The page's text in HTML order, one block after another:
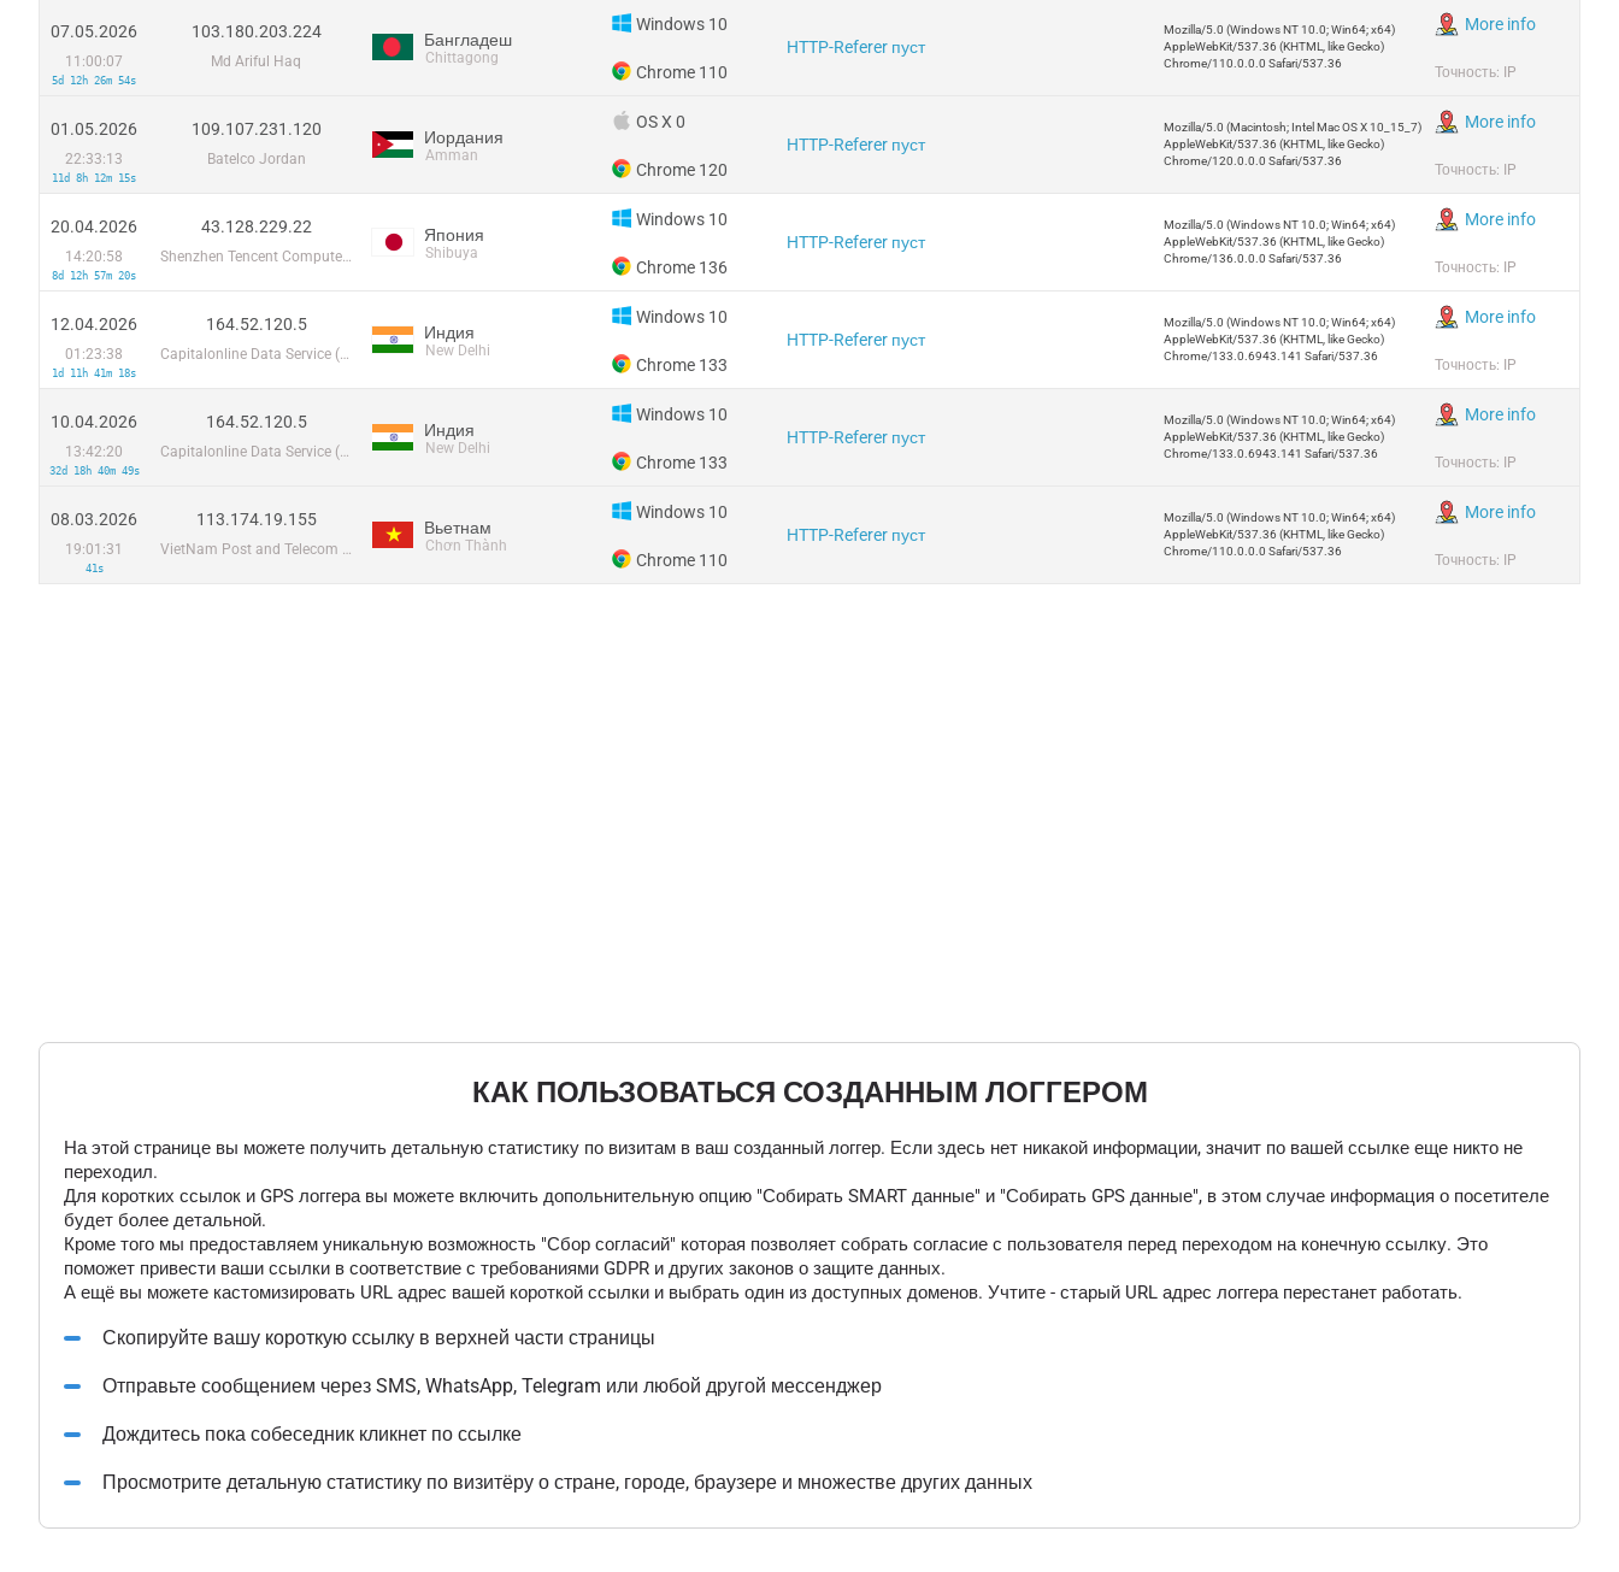
07.05.2026
11:00:07
5d 12h 26m 54s
103.180.203.224
Md Ariful Haq
Бангладеш
Chittagong
Windows 10
Chrome 110
HTTP-Referer пуст
Mozilla/5.0 (Windows NT 10.0; Win64; x64)
AppleWebKit/537.36 (KHTML, like Gecko)
Chrome/110.0.0.0 Safari/537.36
More info
Точность: IP
01.05.2026
22:33:13
11d 8h 12m 15s
109.107.231.120
Batelco Jordan
Иордания
Amman
OS X 0
Chrome 120
HTTP-Referer пуст
Mozilla/5.0 (Macintosh; Intel Mac OS X 10_15_7)
AppleWebKit/537.36 (KHTML, like Gecko)
Chrome/120.0.0.0 Safari/537.36
More info
Точность: IP
20.04.2026
14:20:58
8d 12h 57m 20s
43.128.229.22
Shenzhen Tencent Computer Systems Company Limited
Япония
Shibuya
Windows 10
Chrome 136
HTTP-Referer пуст
Mozilla/5.0 (Windows NT 10.0; Win64; x64)
AppleWebKit/537.36 (KHTML, like Gecko)
Chrome/136.0.0.0 Safari/537.36
More info
Точность: IP
12.04.2026
01:23:38
1d 11h 41m 18s
164.52.120.5
Capitalonline Data Service (HK) Co
Индия
New Delhi
Windows 10
Chrome 133
HTTP-Referer пуст
Mozilla/5.0 (Windows NT 10.0; Win64; x64)
AppleWebKit/537.36 (KHTML, like Gecko)
Chrome/133.0.6943.141 Safari/537.36
More info
Точность: IP
10.04.2026
13:42:20
32d 18h 40m 49s
164.52.120.5
Capitalonline Data Service (HK) Co
Индия
New Delhi
Windows 10
Chrome 133
HTTP-Referer пуст
Mozilla/5.0 (Windows NT 10.0; Win64; x64)
AppleWebKit/537.36 (KHTML, like Gecko)
Chrome/133.0.6943.141 Safari/537.36
More info
Точность: IP
08.03.2026
19:01:31
41s
113.174.19.155
VietNam Post and Telecom Corporation
Вьетнам
Chơn Thành
Windows 10
Chrome 110
HTTP-Referer пуст
Mozilla/5.0 (Windows NT 10.0; Win64; x64)
AppleWebKit/537.36 (KHTML, like Gecko)
Chrome/110.0.0.0 Safari/537.36
More info
Точность: IP
КАК ПОЛЬЗОВАТЬСЯ СОЗДАННЫМ ЛОГГЕРОМ
На этой странице вы можете получить детальную статистику по визитам в ваш созданный логгер. Если здесь нет никакой информации, значит по вашей ссылке еще никто не
переходил.
Для коротких ссылок и GPS логгера вы можете включить допольнительную опцию "Собирать SMART данные" и "Собирать GPS данные", в этом случае информация о посетителе
будет более детальной.
Кроме того мы предоставляем уникальную возможность "Сбор согласий" которая позволяет собрать согласие с пользователя перед переходом на конечную ссылку. Это
поможет привести ваши ссылки в соответствие с требованиями GDPR и других законов о защите данных.
А ещё вы можете кастомизировать URL адрес вашей короткой ссылки и выбрать один из доступных доменов. Учтите - старый URL адрес логгера перестанет работать.
Скопируйте вашу короткую ссылку в верхней части страницы
Отправьте сообщением через SMS, WhatsApp, Telegram или любой другой мессенджер
Дождитесь пока собеседник кликнет по ссылке
Просмотрите детальную статистику по визитёру о стране, городе, браузере и множестве других данных